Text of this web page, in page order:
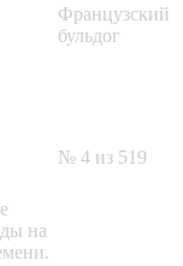
Французский
бульдог
на
№ 4 из 519